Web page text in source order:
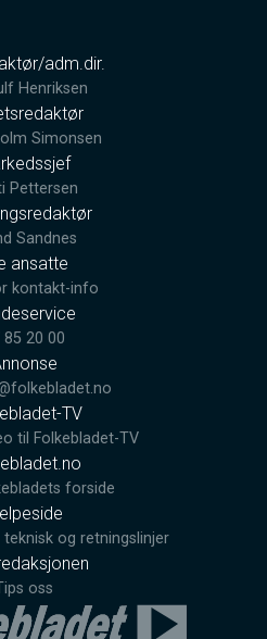
adm.dir.
Henriksen
Simonsen
Pettersen
Sandnes
ansatte
kontakt-info
85 20 00
TV
til Folkebladet-TV
forside
og retningslinjer
oss